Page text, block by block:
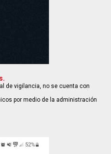
de vigilancia, no se cuenta con
por medio de la administración